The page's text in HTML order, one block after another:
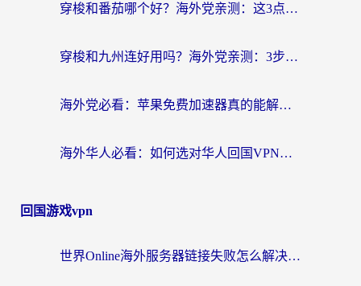
穿梭和番茄哪个好？海外党亲测：这3点帮你选对回国加速器
穿梭和九州连好用吗？海外党亲测：3步选对回国加速器，无缝刷国内剧玩国服
海外党必看：苹果免费加速器真的能解决回国访问难题吗？附实测对比与全平台方案
海外华人必看：如何选对华人回国VPN，无缝刷国内剧、玩手游？
回国游戏vpn
世界Online海外服务器链接失败怎么解决？告别卡顿延迟，海外玩国服游戏的正确打开方式